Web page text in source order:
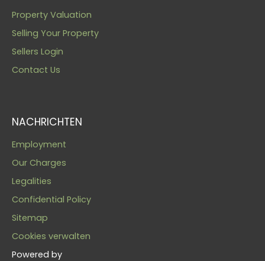
Property Valuation
Selling Your Property
Sellers Login
Contact Us
NACHRICHTEN
Employment
Our Charges
Legalities
Confidential Policy
Sitemap
Cookies verwalten
Powered by